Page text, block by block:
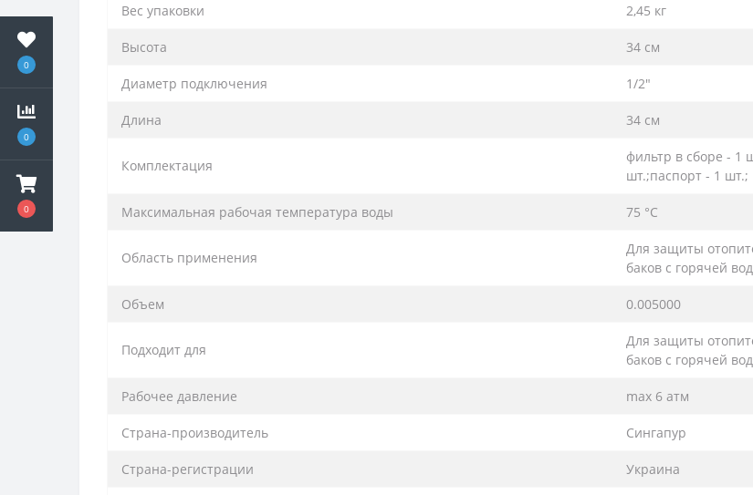
0
0
0
Вес упаковки 2,45 кг
Высота 34 см
Диаметр подключения 1/2″
Длина 34 см
Комплектация
фильтр в сборе - 1
шт.;паспорт - 1 шт.;
Максимальная рабочая температура воды 75 °С
Область применения
Для защиты
баков с горячей
Объем 0.005000
Подходит для
Для защиты
баков с горячей
Рабочее давление max 6 атм
Страна-производитель Сингапур
Страна-регистрации Украина